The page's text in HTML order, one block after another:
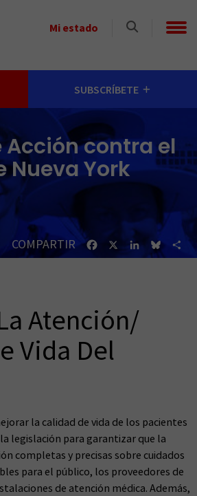
Mi estado
Select
SUBSCRÍBETE
Acción contra el
Nueva York
COMPARTIR FacebookLinkedIn
Atención/
Vida Del
la calidad de vida de los pacientes
legislación para garantizar que la
completas y precisas sobre cuidados
para el público, los proveedores de
de atención médica. Además,